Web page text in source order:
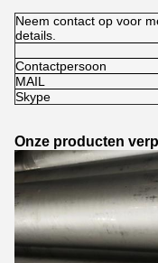
Neem contact op voor
details.
Contactpersoon
MAIL
Skype
Onze producten